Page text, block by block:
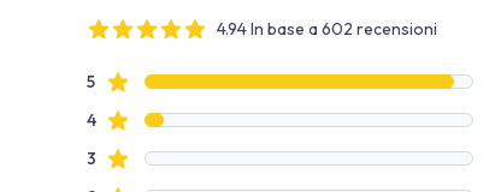
4.94 In base a 602 recensioni
Dati recensione
5recensioni con stelle
4recensioni con stelle
3 recensioni con stelle